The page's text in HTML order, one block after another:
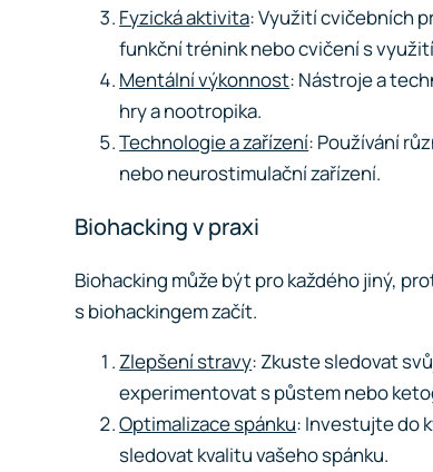
Fyzická aktivita: Využití cvičebních
funkční trénink nebo cvičení s
Mentální výkonnost: Nástroje a
hry a nootropika.
Technologie a zařízení: Používání
nebo neurostimulační zařízení.
Biohacking v praxi
Biohacking může být pro každého jiný,
s biohackingem začít.
Zlepšení stravy: Zkuste sledovat
experimentovat s půstem nebo
Optimalizace spánku: Investujte do
sledovat kvalitu vašeho spánku.